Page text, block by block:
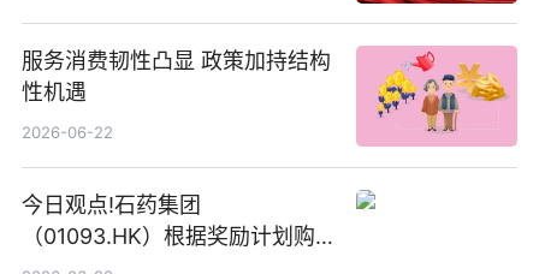
服务消费韧性凸显 政策加持结构
性机遇
2026-06-22
今日观点!石药集团
（01093.HK）根据奖励计划购
回580万股